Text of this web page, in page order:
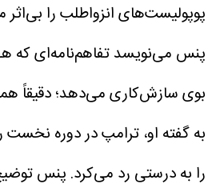
پوپولیست‌های انزواطلب را بی‌اثر
پنس می‌نویسد تفاهم‌نامه‌ای که
بوی سازش‌کاری می‌دهد؛ دقیقاً
به گفته او، ترامپ در دوره
را به درستی رد می‌کرد. پنس